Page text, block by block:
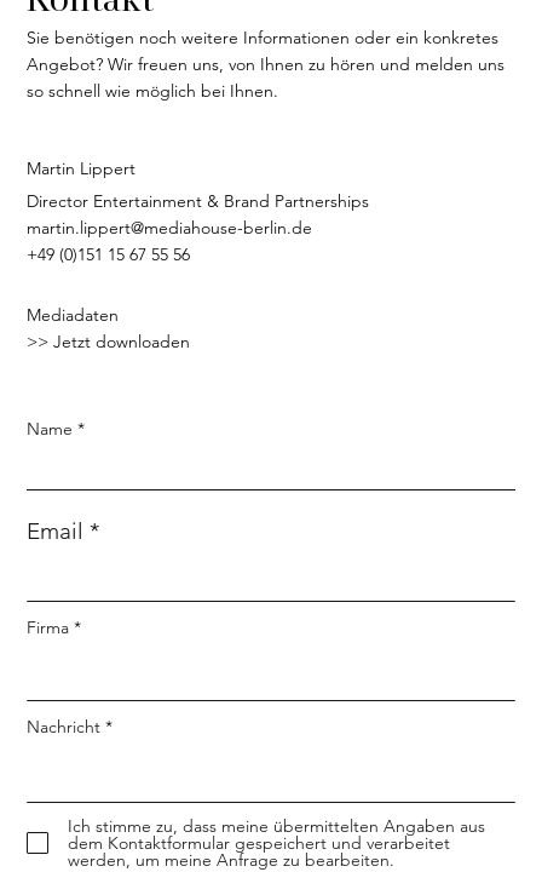
Martin Lippert
Mediadaten
>> Jetzt downloaden
Director Entertainment & Brand Partnerships
martin.lippert@mediahouse-berlin.de
+49 (0)151 15 67 55 56
Ich stimme zu, dass meine übermittelten Angaben aus
dem Kontaktformular gespeichert und verarbeitet
werden, um meine Anfrage zu bearbeiten.
Nachricht
Firma
Email
Name
Sie benötigen noch weitere Informationen oder ein konkretes
Angebot? Wir freuen uns, von Ihnen zu hören und melden uns
so schnell wie möglich bei Ihnen.